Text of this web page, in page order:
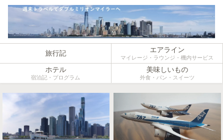
旅行記 エアライン
マイレージ・ラウンジ・機内サービス
ホテル
宿泊記・プログラム
美味しいもの
外食・パン・スイーツ